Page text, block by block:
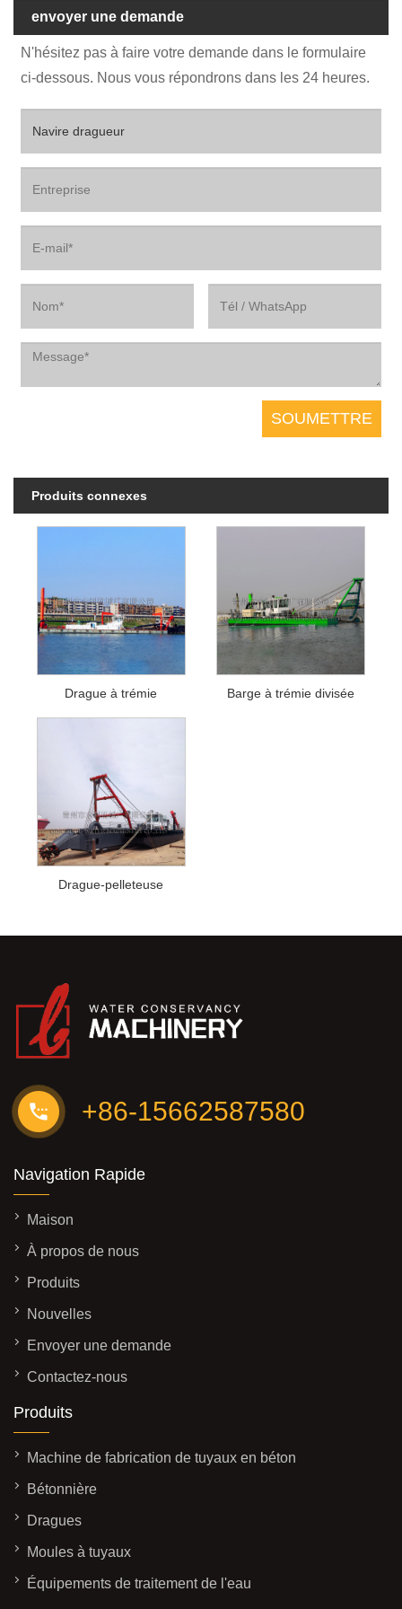
envoyer une demande
N'hésitez pas à faire votre demande dans le formulaire
ci-dessous. Nous vous répondrons dans les 24 heures.
Produits connexes
Drague à trémie Barge à trémie divisée
Drague-pelleteuse
+86-15662587580
Navigation Rapide
Maison
À propos de nous
Produits
Nouvelles
Envoyer une demande
Contactez-nous
Produits
Machine de fabrication de tuyaux en béton
Bétonnière
Dragues
Moules à tuyaux
Équipements de traitement de l'eau